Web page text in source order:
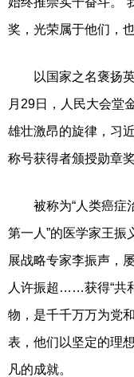
奖，光荣属于他们，
以国家之名褒扬英
月29日，人民大会堂
雄壮激昂的旋律，习
称号获得者颁授勋章奖
被称为“人类癌症治
第一人”的医学家王振
展战略专家李振声，
人许振超……获得“共
物，是千千万万为党
表，他们以坚定的理
凡的成就。